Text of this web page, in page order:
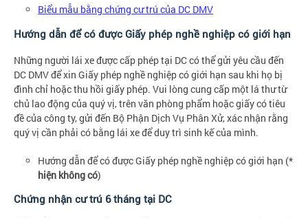
Biểu mẫu bằng chứng cư trú của DC DMV
Hướng dẫn để có được Giấy phép nghề nghiệp có giới hạn
Những người lái xe được cấp phép tại DC có thể gửi yêu cầu đến
DC DMV để xin Giấy phép nghề nghiệp có giới hạn sau khi họ bị
đình chỉ hoặc thu hồi giấy phép. Vui lòng cung cấp một lá thư từ
chủ lao động của quý vị, trên văn phòng phẩm hoặc giấy có tiêu
đề của công ty, gửi đến Bộ Phận Dịch Vụ Phân Xử, xác nhận rằng
quý vị cần phải có bằng lái xe để duy trì sinh kế của mình.
Hướng dẫn để có được Giấy phép nghề nghiệp có giới hạn (*
hiện không có)
Chứng nhận cư trú 6 tháng tại DC